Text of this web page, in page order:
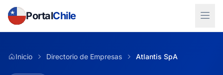
PortalChile
Inicio Directorio de Empresas Atlantis SpA